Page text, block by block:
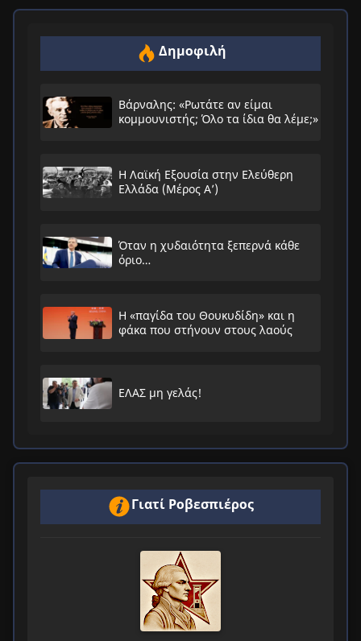
Δημοφιλή
Βάρναλης: «Ρωτάτε αν είμαι
κομμουνιστής; Όλο τα ίδια θα λέμε;»
Η Λαϊκή Εξουσία στην Ελεύθερη
Ελλάδα (Μέρος Α’)
Όταν η χυδαιότητα ξεπερνά κάθε
όριο…
Η «παγίδα του Θουκυδίδη» και η
φάκα που στήνουν στους λαούς
ΕΛΑΣ μη γελάς!
Γιατί Ροβεσπιέρος